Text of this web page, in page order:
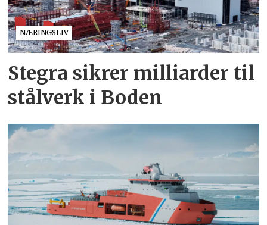
NÆRINGSLIV
Stegra sikrer milliarder til
stålverk i Boden